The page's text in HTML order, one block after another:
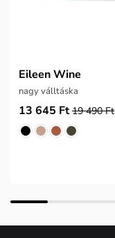
Eileen Wine
nagy válltáska
13 645 Ft 19 490 Ft